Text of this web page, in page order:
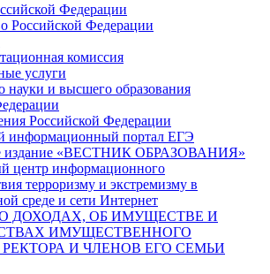
Федерации
Российской Федерации
комиссия
услуги
науки и высшего образования
Российской Федерации
информационный портал ЕГЭ
издание «ВЕСТНИК ОБРАЗОВАНИЯ»
центр информационного
терроризму и экстремизму в
среде и сети Интернет
ДОХОДАХ, ОБ ИМУЩЕСТВЕ И
ИМУЩЕСТВЕННОГО
РЕКТОРА И ЧЛЕНОВ ЕГО СЕМЬИ